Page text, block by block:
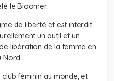
le Bloomer.
de liberté et est interdit
un outil et un
libération de la femme en
Nord.
féminin au monde, et